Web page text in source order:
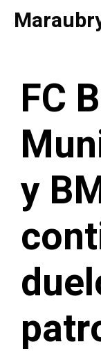
Saltar
FC
y